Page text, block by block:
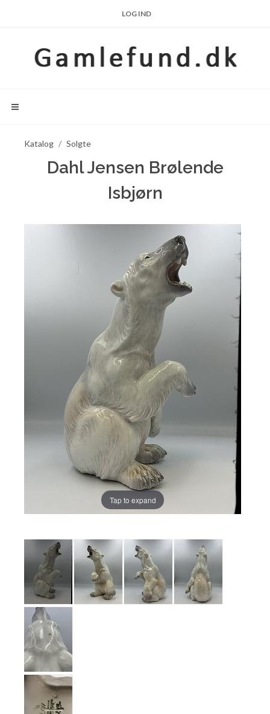
LOG IND
Katalog Solgte
Dahl Jensen Brølende
Isbjørn
Tap to expand